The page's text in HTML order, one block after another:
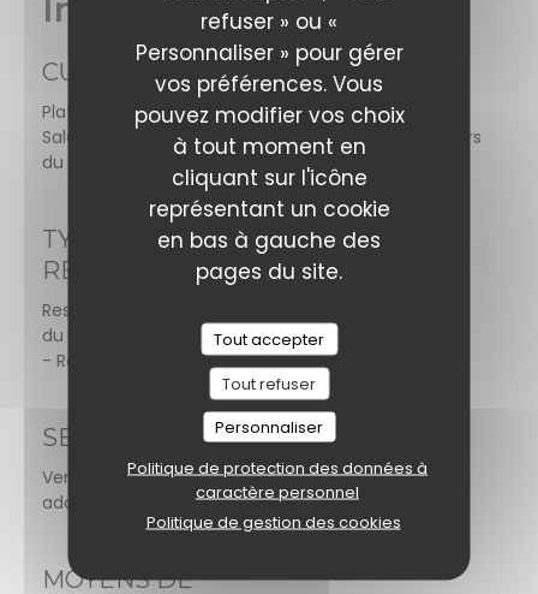
refuser » ou «
Personnaliser » pour gérer
vos préférences. Vous
pouvez modifier vos choix
à tout moment en
cliquant sur l'icône
représentant un cookie
en bas à gauche des
pages du site.
Tout accepter
Tout refuser
Personnaliser
Politique de protection des données à
caractère personnel
Politique de gestion des cookies
CUISINE
Plats mijotés, Desserts maison, Burgers gourmets,
Salades, Vegan Friendly, Viandes et grillades, saveurs
du monde
TYPE DE
RESTAURANT
Restaurant Cuisine
du monde, Brasserie
- Restaurant
SERVICES
Vente à emporter, Salle climatisée, Accès et WC
adaptés aux personnes à mobilité réduite
MOYENS DE